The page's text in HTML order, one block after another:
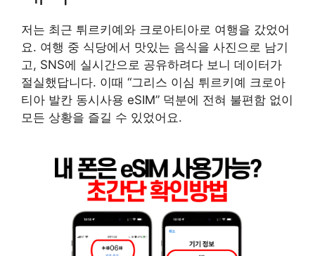
저는 최근 튀르키예와 크로아티아로 여행을 갔었어
요. 여행 중 식당에서 맛있는 음식을 사진으로 남기
고, SNS에 실시간으로 공유하려다 보니 데이터가
절실했답니다. 이때 “그리스 이심 튀르키예 크로아
티아 발칸 동시사용 eSIM” 덕분에 전혀 불편함 없이
모든 상황을 즐길 수 있었어요.